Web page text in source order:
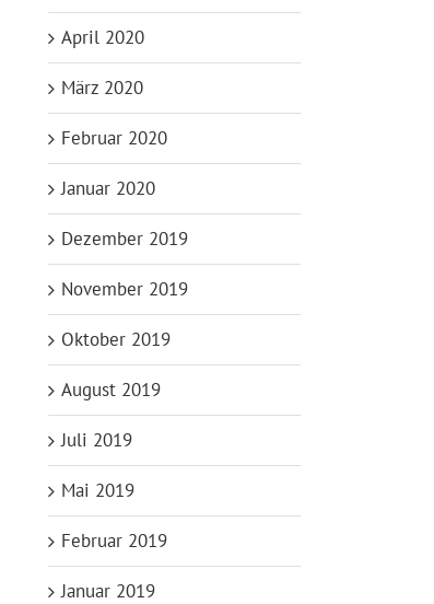
April 2020
März 2020
Februar 2020
Januar 2020
Dezember 2019
November 2019
Oktober 2019
August 2019
Juli 2019
Mai 2019
Februar 2019
Januar 2019